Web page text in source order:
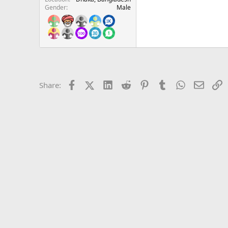
Gender
Male
Share: FacebookX (Twitter)LinkedIn
Reddit PinterestTumblr WhatsApp
Email